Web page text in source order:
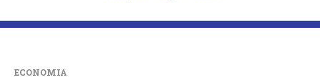
ECONOMIA